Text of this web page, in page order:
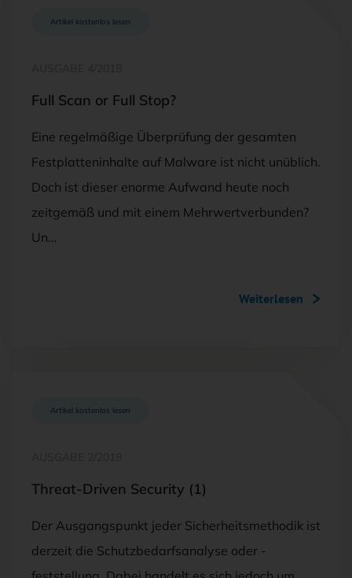
Artikel kostenlos lesen
Full Scan or Full Stop?
Eine regelmäßige Überprüfung der gesamten
Festplatteninhalte auf Malware ist nicht unüblich.
Doch ist dieser enorme Aufwand heute noch
zeitgemäß und mit einem Mehrwertverbunden?
Un…
Weiterlesen
Artikel kostenlos lesen
Threat-Driven Security (1)
Der Ausgangspunkt jeder Sicherheitsmethodik ist
derzeit die Schutzbedarfsanalyse oder -